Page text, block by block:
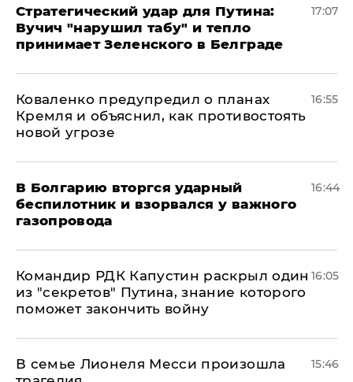
Стратегический удар для Путина:
Вучич "нарушил табу" и тепло
принимает Зеленского в Белграде
17:07
Коваленко предупредил о планах
Кремля и объяснил, как противостоять
новой угрозе
16:55
В Болгарию вторгся ударный
беспилотник и взорвался у важного
газопровода
16:44
Командир РДК Капустин раскрыл один
из "секретов" Путина, знание которого
поможет закончить войну
16:05
В семье Лионеля Месси произошла
15:46